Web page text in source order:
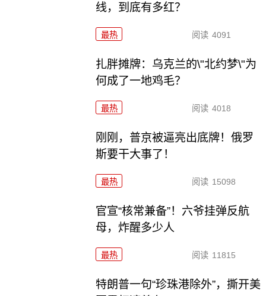
线，到底有多红？
最热 阅读 4091
扎胖摊牌：乌克兰的\"北约梦\"为
何成了一地鸡毛？
最热 阅读 4018
刚刚，普京被逼亮出底牌！俄罗
斯要干大事了！
最热 阅读 15098
官宣“核常兼备”！六爷挂弹反航
母，炸醒多少人
最热 阅读 11815
特朗普一句“珍珠港除外”，撕开美